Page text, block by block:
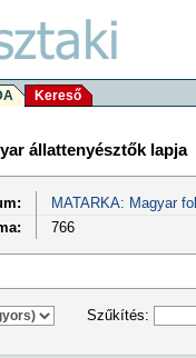
Kereső
állattenyésztők lapja
MATARKA: Magyar
766
Szűkítés: